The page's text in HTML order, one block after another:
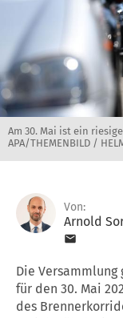
Am 30. Mai ist ein
APA/THEMENBILD /
Von:
Arnold
Die Versammlung
für den 30. Mai
des